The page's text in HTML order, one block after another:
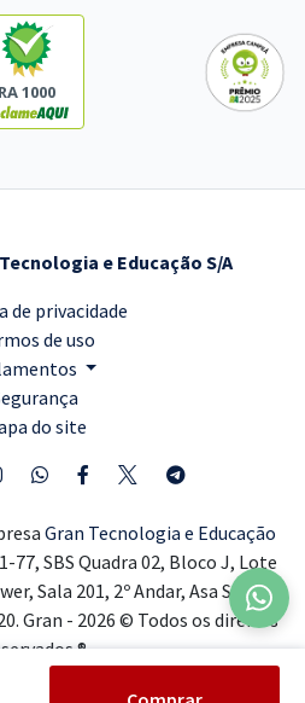
RA 1000
e Educação S/A
de privacidade
de uso
do site
Gran Tecnologia e Educação
77, SBS Quadra 02, Bloco J, Lote
Sala 201, 2º Andar, Asa Sul,
Gran - 2026 © Todos os direitos
®